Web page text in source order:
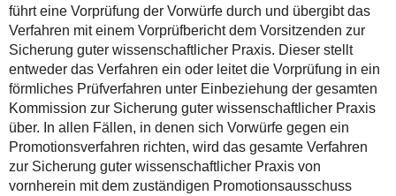
führt eine Vorprüfung der Vorwürfe durch und übergibt das
Verfahren mit einem Vorprüfbericht dem Vorsitzenden zur
Sicherung guter wissenschaftlicher Praxis. Dieser stellt
entweder das Verfahren ein oder leitet die Vorprüfung in ein
förmliches Prüfverfahren unter Einbeziehung der gesamten
Kommission zur Sicherung guter wissenschaftlicher Praxis
über. In allen Fällen, in denen sich Vorwürfe gegen ein
Promotionsverfahren richten, wird das gesamte Verfahren
zur Sicherung guter wissenschaftlicher Praxis von
vornherein mit dem zuständigen Promotionsausschuss